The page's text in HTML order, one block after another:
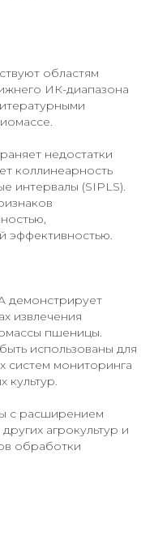
областям
ИК-диапазона
недостатки
коллинеарность
интервалы (SIPLS).
эффективностью.
демонстрирует
извлечения
пшеницы.
использованы для
систем мониторинга
культур.
с расширением
агрокультур и
обработки